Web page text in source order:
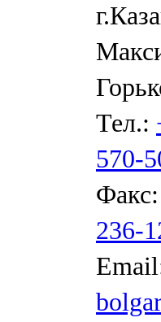
Тел.:
570-
Факс:
236-